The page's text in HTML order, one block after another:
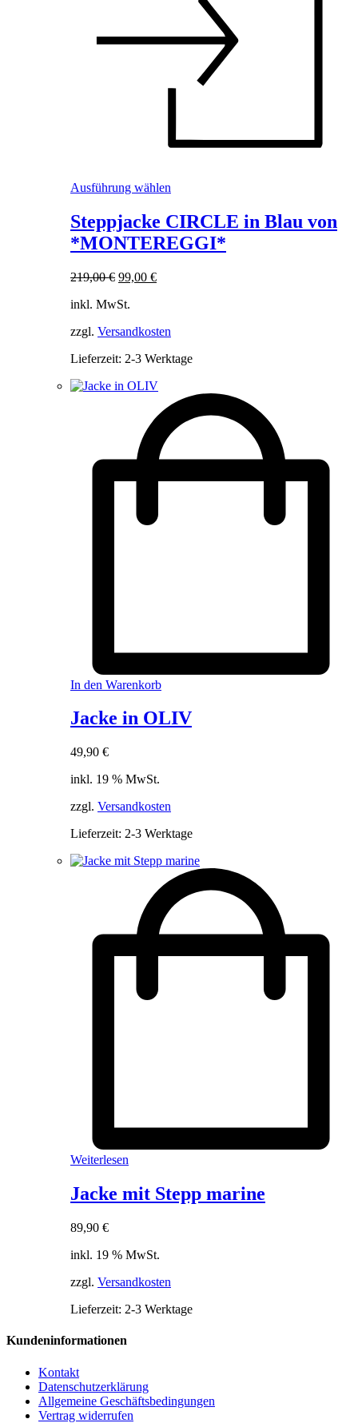
Ausführung wählen
weist
mehrere
Varianten
gewählt
Steppjacke CIRCLE in Blau von
*MONTEREGGI*
219,00€ Ursprünglicher
war:
99,00 €Aktueller
inkl. MwSt.
zzgl. Versandkosten
Lieferzeit: 2-3 Werktage
In den Warenkorb
Jacke in OLIV
49,90 €
inkl. 19 % MwSt.
zzgl. Versandkosten
Lieferzeit: 2-3 Werktage
Weiterlesen
Jacke mit Stepp marine
89,90 €
inkl. 19 % MwSt.
zzgl. Versandkosten
Lieferzeit: 2-3 Werktage
Kundeninformationen
Kontakt
Datenschutzerklärung
Allgemeine Geschäftsbedingungen
Vertrag widerrufen